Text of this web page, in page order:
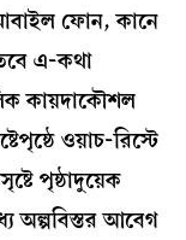
ফোন, কানে
এ-কথা
কায়দাকৌশল
ওয়াচ-রিস্টে
পৃষ্ঠাদুয়েক
অল্পবিস্তর আবেগ